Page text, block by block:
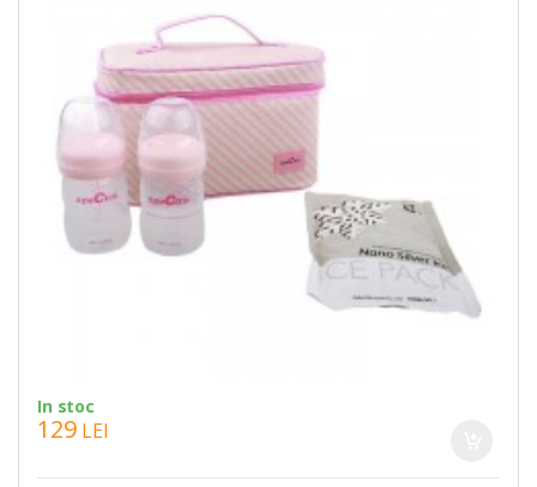
In stoc
129 LEI